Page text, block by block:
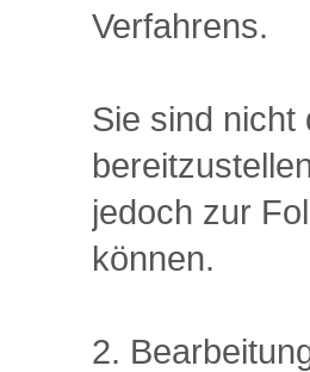
Verfahrens.
Sie sind nicht
jedoch zur
können.
2.